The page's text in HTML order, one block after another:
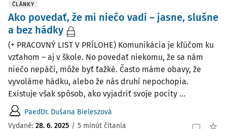
ČLÁNKY
Ako povedať, že mi niečo vadí – jasne, slušne
a bez hádky
(+ PRACOVNÝ LIST V PRÍLOHE) Komunikácia je kľúčom ku
vzťahom – aj v škole. No povedať niekomu, že sa nám
niečo nepáči, môže byť ťažké. Často máme obavy, že
vyvoláme hádku, alebo že nás druhí nepochopia.
Existuje však spôsob, ako vyjadriť svoje pocity ...
PaedDr. Dušana Bieleszová
Vydané: 28. 6. 2025 / 5 minút čítania